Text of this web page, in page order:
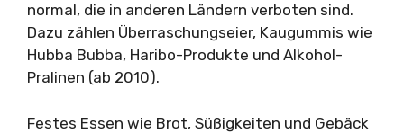
normal, die in anderen Ländern verboten sind.
Dazu zählen Überraschungseier, Kaugummis wie
Hubba Bubba, Haribo-Produkte und Alkohol-
Pralinen (ab 2010).
Festes Essen wie Brot, Süßigkeiten und Gebäck